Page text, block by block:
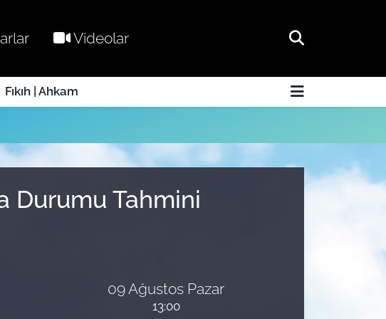
Videolar
Fıkıh | Ahkam
Durumu Tahmini
09 Ağustos Pazar
13:00